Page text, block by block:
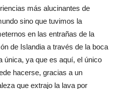
más alucinantes de
sino que tuvimos la
en las entrañas de la
de Islandia a través de la boca
única, ya que es aquí, el único
hacerse, gracias a un
que extrajo la lava por